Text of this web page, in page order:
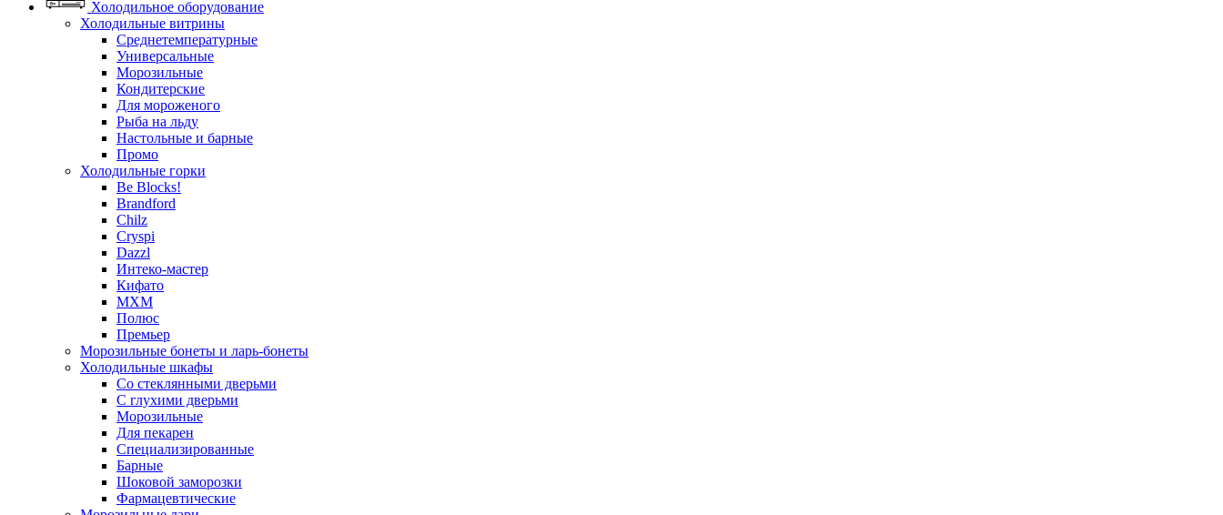
Холодильное оборудование
Холодильные витрины
Среднетемпературные
Универсальные
Морозильные
Кондитерские
Для мороженого
Рыба на льду
Настольные и барные
Промо
Холодильные горки
Be Blocks!
Brandford
Chilz
Cryspi
Dazzl
Интеко-мастер
Кифато
МХМ
Полюс
Премьер
Морозильные бонеты и ларь-бонеты
Холодильные шкафы
Со стеклянными дверьми
С глухими дверьми
Морозильные
Для пекарен
Специализированные
Барные
Шоковой заморозки
Фармацевтические